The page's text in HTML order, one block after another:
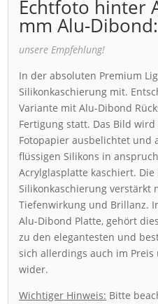
Echtfoto hinter
mm Alu-Dibond:
unsere Empfehlung!
In der absoluten Premium
Silikonkaschierung mit.
Variante mit Alu-Dibond
Fertigung statt. Das Bild
Fotopapier ausbelichtet und
flüssigen Silikons in
Acrylglasplatte kaschiert.
Silikonkaschierung verstärkt
Tiefenwirkung und Brillanz.
Alu-Dibond Platte, gehört
zu den elegantesten und
sich allerdings auch im
wider.
Wichtiger Hinweis: Bitte